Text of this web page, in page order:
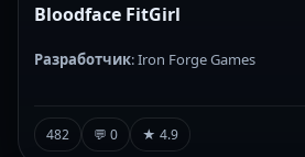
Bloodface FitGirl
Разработчик: Iron Forge Games
482 💬 0 ★ 4.9